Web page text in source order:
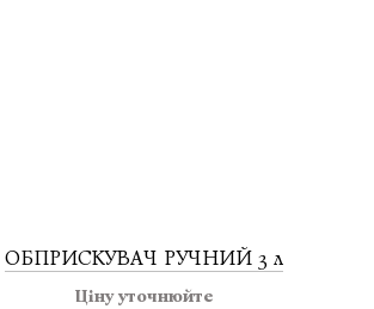
ОБПРИСКУВАЧ РУЧНИЙ 3 л
Ціну уточнюйте